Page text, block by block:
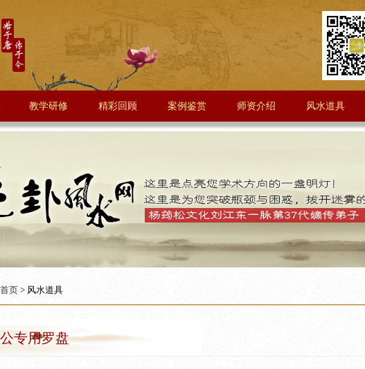
教学研修 精彩回顾 案例鉴赏 师资介绍 风水道具
首页 > 风水道具
专用罗盘